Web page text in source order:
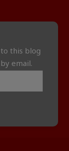
this blog
email.